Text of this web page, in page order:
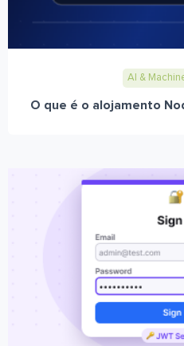
AI &
O que é o alojamento